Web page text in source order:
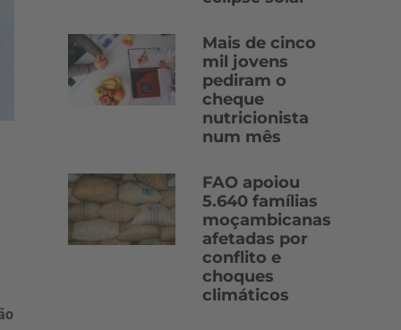
Mais de cinco
mil jovens
pediram o
cheque
nutricionista
num mês
FAO apoiou
5.640 famílias
moçambicanas
afetadas por
conflito e
choques
climáticos